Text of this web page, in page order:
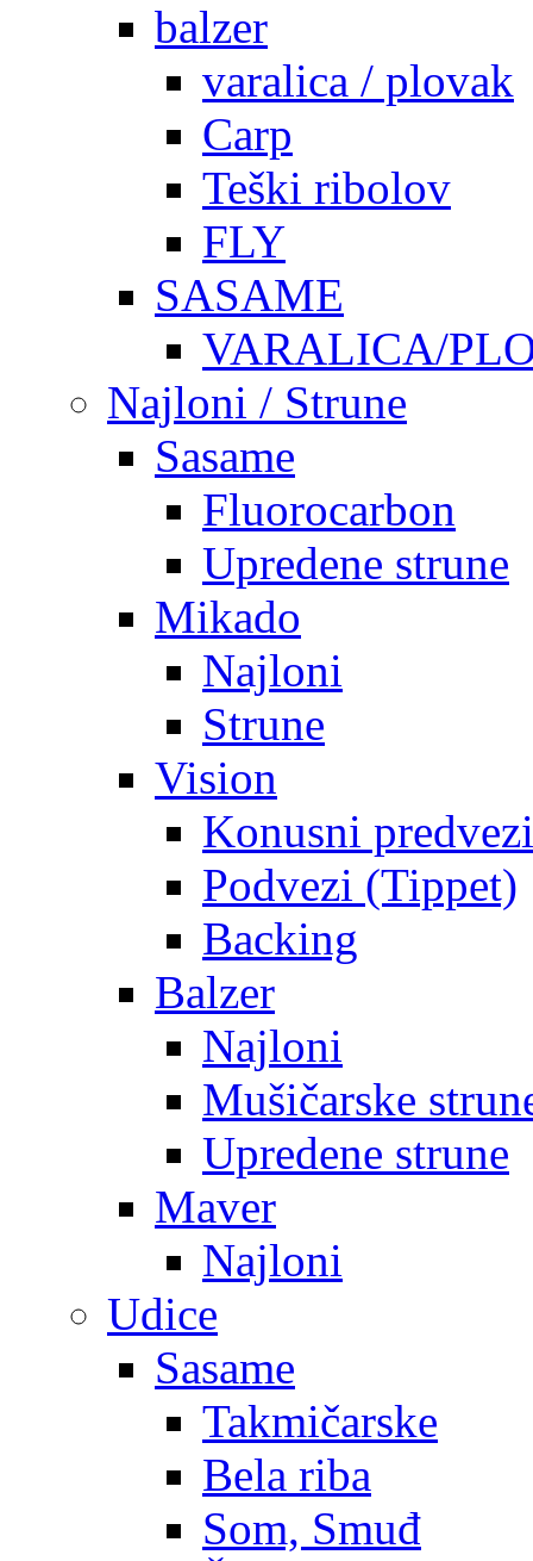
balzer
varalica / plovak
Carp
Teški ribolov
FLY
SASAME
VARALICA/
Najloni / Strune
Sasame
Fluorocarbon
Upredene strune
Mikado
Najloni
Strune
Vision
Konusni predvezi
Podvezi (Tippet)
Backing
Balzer
Najloni
Mušičarske
Upredene strune
Maver
Najloni
Udice
Sasame
Takmičarske
Bela riba
Som, Smuđ